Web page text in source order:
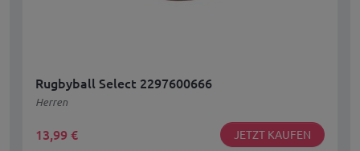
Rugbyball Select 2297600666
Herren
13,99 € JETZT KAUFEN